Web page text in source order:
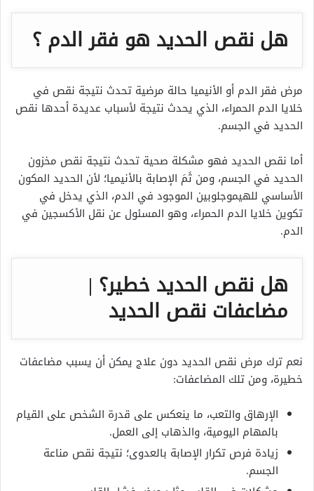
هل نقص الحديد هو فقر الدم ؟
مرض فقر الدم أو الأنيميا حالة مرضية تحدث نتيجة نقص في
خلايا الدم الحمراء، الذي يحدث نتيجة لأسباب عديدة أحدها نقص
الحديد في الجسم.
أما نقص الحديد فهو مشكلة صحية تحدث نتيجة نقص مخزون
الحديد في الجسم، ومن ثَمَ الإصابة بالأنيميا؛ لأن الحديد المكون
الأساسي للهيموجلوبين الموجود في الدم، الذي يدخل في
تكوين خلايا الدم الحمراء، وهو المسئول عن نقل الأكسجين في
الدم.
هل نقص الحديد خطير؟ |
مضاعفات نقص الحديد
نعم ترك مرض نقص الحديد دون علاج يمكن أن يسبب مضاعفات
خطيرة، ومن تلك المضاعفات:
الإرهاق والتعب، ما ينعكس على قدرة الشخص على القيام
بالمهام اليومية، والذهاب إلى العمل.
زيادة فرص تكرار الإصابة بالعدوى؛ نتيجة نقص مناعة
الجسم.